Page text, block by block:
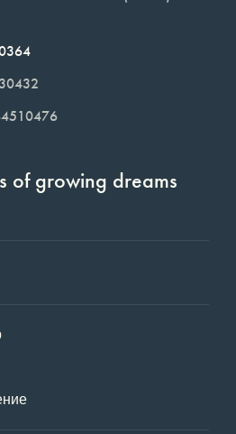
of growing dreams